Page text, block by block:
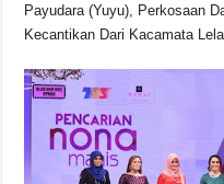
Payudara (Yuyu), Perkosaan
Kecantikan Dari Kacamata